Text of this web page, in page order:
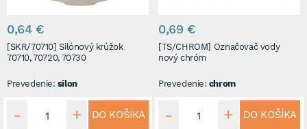
0,64 €
[SKR/70710] Silónový krúžok
70710, 70720, 70730
Prevedenie: silon
DO KOŠÍKA
0,69 €
[TS/CHROM] Označovač vody
nový chróm
Prevedenie: chrom
DO KOŠÍKA